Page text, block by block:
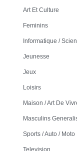
Art Et Culture
Feminins
Informatique /
Jeunesse
Jeux
Loisirs
Maison / Art De
Masculins
Sports / Auto / Moto
Television